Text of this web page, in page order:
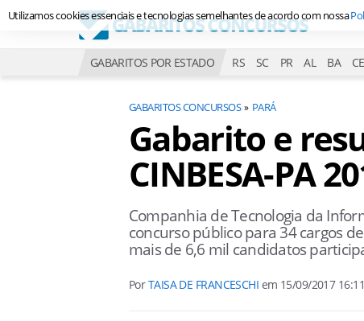
GABARITOS POR ESTADO RS SC PR AL BA CE
GABARITOS CONCURSOS PARÁ
Gabarito e
CINBESA-PA
Companhia de Tecnologia da
concurso público para 34 cargos
mais de 6,6 mil candidatos
PorTAISA DE FRANCESCHI em 15/09/2017 16:11
Utilizamos cookies essenciais e tecnologias semelhantes de acordo com nossa